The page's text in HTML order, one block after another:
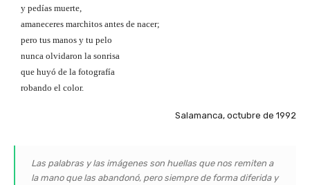
y pedías muerte,
amaneceres marchitos antes de nacer;
pero tus manos y tu pelo
nunca olvidaron la sonrisa
que huyó de la fotografía
robando el color.
Salamanca, octubre de 1992
Las palabras y las imágenes son huellas que nos remiten a
la mano que las abandonó, pero siempre de forma diferida y